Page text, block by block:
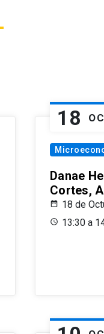
18
Danae
Cortes,
18 de
13:30 a